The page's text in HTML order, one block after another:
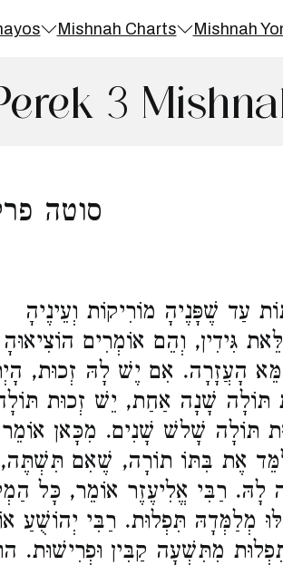
Mishnah Charts Mishnah
3
סוטה
עַד שֶׁפָּנֶיהָ מוֹרִיקוֹת וְעֵינֶיהָ
גִּידִין, וְהֵם אוֹמְרִים הוֹצִיאוּהָ
הָעֲזָרָה. אִם יֶשׁ לָהּ זְכוּת,
תּוֹלָה שָׁנָה אַחַת, יֵשׁ זְכוּת
תּוֹלָה שָׁלשׁ שָׁנִים. מִכָּאן
אֶת בִּתּוֹ תוֹרָה, שֶׁאִם תִּשְׁתֶּה,
לָהּ. רַבִּי אֱלִיעֶזֶר אוֹמֵר, כָּל
מְלַמְּדָהּ תִּפְלוּת. רַבִּי יְהוֹשֻׁעַ
מִתִּשְׁעָה קַבִּין וּפְרִישׁוּת.